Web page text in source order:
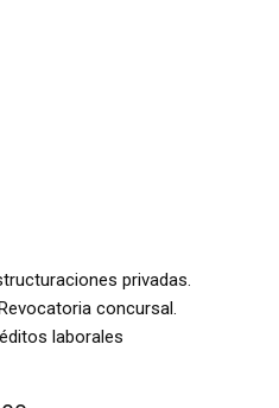
privadas.
concursal.
laborales